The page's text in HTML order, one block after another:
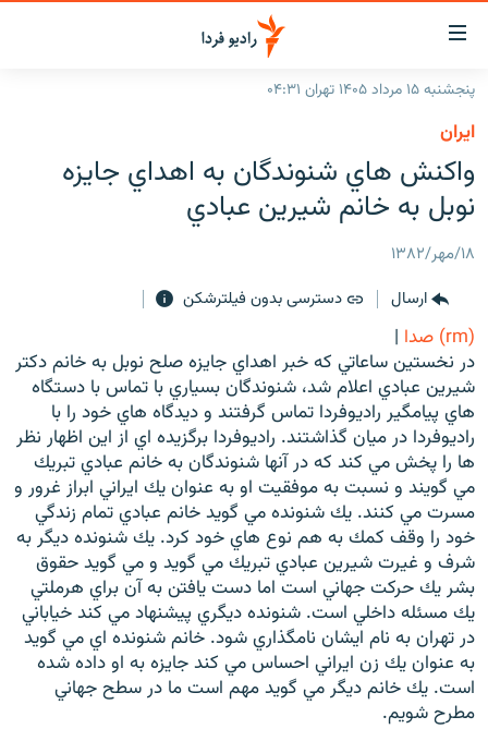
لینک‌های
قابلیت
دسترسی
بازگشت
منوی
اصلی
رفتن
صفحه
جستجو
ایران
جهان
برنامه‌های رادیویی
فرکانس‌ها
پادکست
چندرسانه‌ای
گزارش‌های تصویری
گزارش‌های ویدئویی
زنان فردا
English
به ما بپیوندید
زبان‌های دیگر
پنجشنبه ۱۵ مرداد ۱۴۰۵ تهران ۰۴:۳۱
ايران
واكنش هاي شنوندگان به اهداي جايزه
نوبل به خانم شيرين عبادي
۱۸/مهر/۱۳۸۲
ارسال
دسترسی بدون فیلترشکن
(rm) صدا
|
در نخستين ساعاتي كه خبر اهداي جايزه صلح نوبل به خانم دكتر
شيرين عبادي اعلام شد، شنوندگان بسياري با تماس با دستگاه
هاي پيامگير راديوفردا تماس گرفتند و ديدگاه هاي خود را با
راديوفردا در ميان گذاشتند. راديوفردا برگزيده اي از اين اظهار نظر
ها را پخش مي كند كه در آنها شنوندگان به خانم عبادي تبريك
مي گويند و نسبت به موفقيت او به عنوان يك ايراني ابراز غرور و
مسرت مي كنند. يك شنونده مي گويد خانم عبادي تمام زندگي
خود را وقف كمك به هم نوع هاي خود كرد. يك شنونده ديگر به
شرف و غيرت شيرين عبادي تبريك مي گويد و مي گويد حقوق
بشر يك حركت جهاني است اما دست يافتن به آن براي هرملتي
يك مسئله داخلي است. شنونده ديگري پيشنهاد مي كند خياباني
در تهران به نام ايشان نامگذاري شود. خانم شنونده اي مي گويد
به عنوان يك زن ايراني احساس مي كند جايزه به او داده شده
است. يك خانم ديگر مي گويد مهم است ما در سطح جهاني
مطرح شويم.